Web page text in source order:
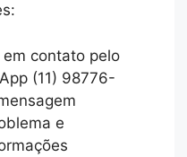
em contato pelo
(11) 98776-
e